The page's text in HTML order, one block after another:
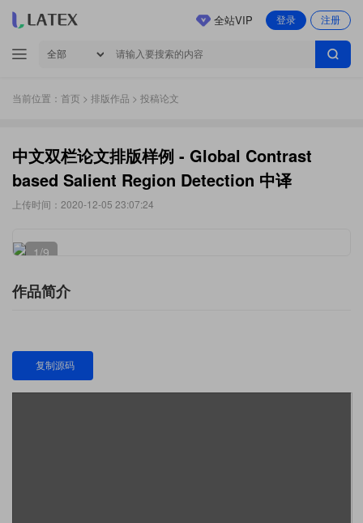
登录 注册
全站VIP
当前位置： 首页 > 排版作品 > 投稿论文
中文双栏论文排版样例 - Global Contrast
based Salient Region Detection 中译
上传时间：2020-12-05 23:07:24
1/9
作品简介
复制源码